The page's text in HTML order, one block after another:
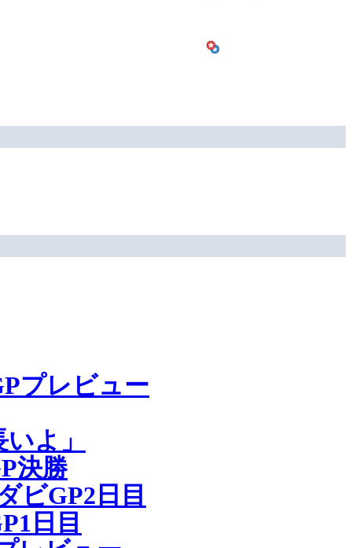
プレビュー
よ」
決勝
ビGP2日目
日目